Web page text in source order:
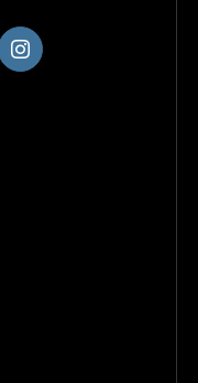
Instagram